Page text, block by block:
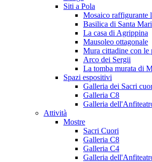
Siti a Pola
Mosaico raffigurante
Basilica di Santa
La casa di Agrippina
Mausoleo ottagonale
Mura cittadine con le
Arco dei Sergii
La tomba murata di
Spazi espositivi
Galleria dei Sacri
Galleria C8
Galleria
Attività
Mostre
Sacri Cuori
Galleria C8
Galleria C4
Galleria